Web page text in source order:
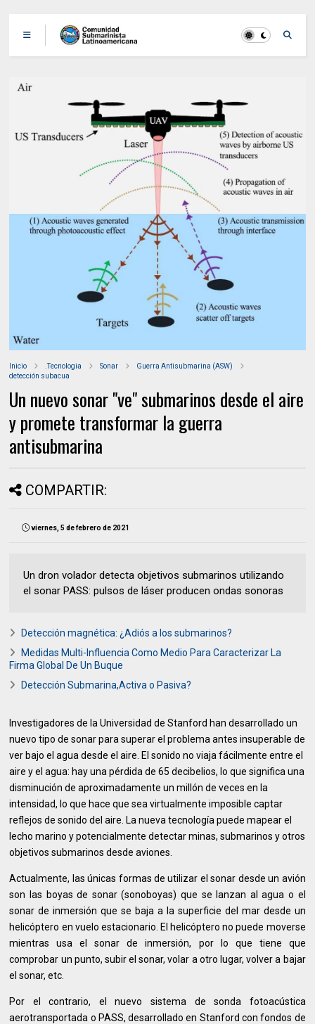
Inicio .Tecnologia Sonar
Guerra Antisubmarina (ASW)
detección subacua
Un nuevo sonar "ve" submarinos desde el aire
y promete transformar la guerra
antisubmarina
COMPARTIR:
viernes, 5 de febrero de 2021
Un dron volador detecta objetivos submarinos utilizando
el sonar PASS: pulsos de láser producen ondas sonoras
Detección magnética: ¿Adiós a los submarinos?
Medidas Multi-Influencia Como Medio Para Caracterizar La
Firma Global De Un Buque
Detección Submarina,Activa o Pasiva?
Investigadores de la Universidad de Stanford han desarrollado un
nuevo tipo de sonar para superar el problema antes insuperable de
ver bajo el agua desde el aire. El sonido no viaja fácilmente entre el
aire y el agua: hay una pérdida de 65 decibelios, lo que significa una
disminución de aproximadamente un millón de veces en la
intensidad, lo que hace que sea virtualmente imposible captar
reflejos de sonido del aire. La nueva tecnología puede mapear el
lecho marino y potencialmente detectar minas, submarinos y otros
objetivos submarinos desde aviones.
Actualmente, las únicas formas de utilizar el sonar desde un avión
son las boyas de sonar (sonoboyas) que se lanzan al agua o el
sonar de inmersión que se baja a la superficie del mar desde un
helicóptero en vuelo estacionario. El helicóptero no puede moverse
mientras usa el sonar de inmersión, por lo que tiene que
comprobar un punto, subir el sonar, volar a otro lugar, volver a bajar
el sonar, etc.
Por el contrario, el nuevo sistema de sonda fotoacústica
aerotransportada o PASS, desarrollado en Stanford con fondos de